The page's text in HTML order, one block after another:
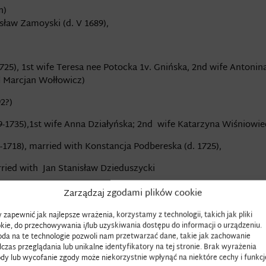
Zarządzaj zgodami plików cookie
zapewnić jak najlepsze wrażenia, korzystamy z technologii, takich jak pliki
do przechowywania i/lub uzyskiwania dostępu do informacji o urządzeniu.
na te technologie pozwoli nam przetwarzać dane, takie jak zachowanie
przeglądania lub unikalne identyfikatory na tej stronie. Brak wyrażenia
lub wycofanie zgody może niekorzystnie wpłynąć na niektóre cechy i
Zamoyski (d. V 1689),
1st wife Teresa nee Potocka 1v. Gnińska, 2nd wife
Wołłowicz)
1735),1st wife Anna Działyńska; 2nd wife Katarzyna
married with Konstancja Podbereska (d. 1725),
with Jan Stanisław Dzieduszycki
Zdzisław Zamoyski resided mainly in Zamość, taking
often visited the royal court of Maria Kazimiera and
by her father Jan Gniński, Vice-Chancellor of the Crown,
of the Crown and often accompanied the king.